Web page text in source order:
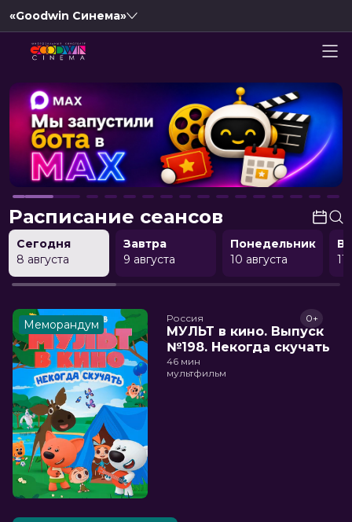
«Goodwin Синема»
Расписание сеансов
Сегодня
8 августа
Завтра
9 августа
Понедельник
10 августа
11
Меморандум Россия
МУЛЬТ в кино. Выпуск
№198. Некогда скучать
0+
46 мин
мультфильм